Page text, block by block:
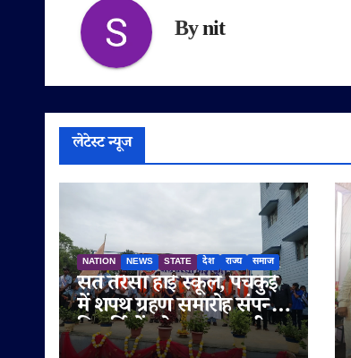
Bynit
लेटेस्ट न्यूज
NATION NEWS STATE देश राज्य समाज
संत तेरेसा हाई स्कूल, पंचकुई
में शपथ ग्रहण समारोह संपन्न,
विद्यार्थियों को नशामुक्त जीवन